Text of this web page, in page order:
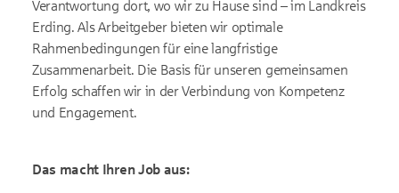
Verantwortung dort, wo wir zu Hause sind – im Landkreis
Erding. Als Arbeitgeber bieten wir optimale
Rahmenbedingungen für eine langfristige
Zusammenarbeit. Die Basis für unseren gemeinsamen
Erfolg schaffen wir in der Verbindung von Kompetenz
und Engagement.
Das macht Ihren Job aus: